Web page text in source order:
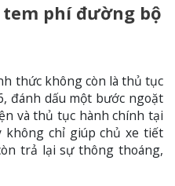
phí đường bộ
thức không còn là thủ tục
đánh dấu một bước ngoặt
và thủ tục hành chính tại
không chỉ giúp chủ xe tiết
trả lại sự thông thoáng,